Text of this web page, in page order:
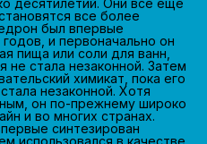
десятилетий. Они все еще
все более
был впервые
и первоначально он
пища или соли для ванн,
не стала незаконной. Затем
химикат, пока его
незаконной. Хотя
он по-прежнему широко
и во многих странах.
синтезирован